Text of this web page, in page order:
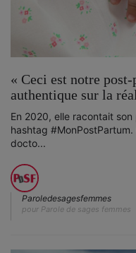
« Ceci est notre
authentique sur la
En 2020, elle racontait
hashtag
docto...
Paroledesagesfemmes
pour Parole de sages femmes